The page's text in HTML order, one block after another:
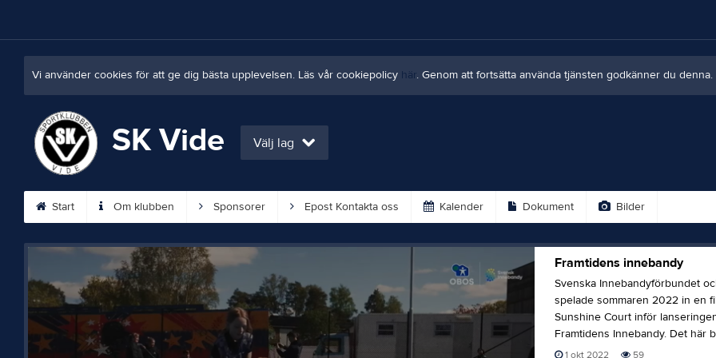
Vi använder cookies för att ge dig bästa upplevelsen. Läs vår cookiepolicy här. Genom att fortsätta använda tjänsten godkänner du denna.
SK Vide Välj lag
Start Om klubben Sponsorer Epost Kontakta oss Kalender Dokument Bilder
Framtidens innebandy
Svenska Innebandyförbundet
spelade sommaren 2022 in en
Sunshine Court inför
Framtidens Innebandy. Det här
1 okt 2022 59